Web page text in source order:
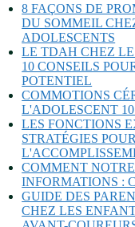
8 FAÇONS DE
DU SOMMEIL
ADOLESCENTS
LE TDAH CHEZ
10 CONSEILS
POTENTIEL
COMMOTIONS
L'ADOLESCENT
LES FONCTIONS
STRATÉGIES
COMMENT
INFORMATIONS :
GUIDE DES
CHEZ LES